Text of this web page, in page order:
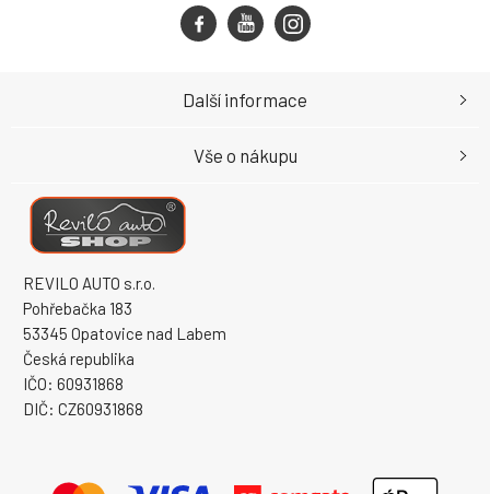
REVILO AUTO s.r.o.
Pohřebačka 183
53345 Opatovice nad Labem
Česká republika
IČO: 60931868
DIČ: CZ60931868
Další informace
Vše o nákupu